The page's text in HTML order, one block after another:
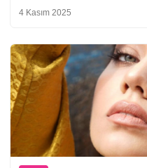
4 Kasım 2025